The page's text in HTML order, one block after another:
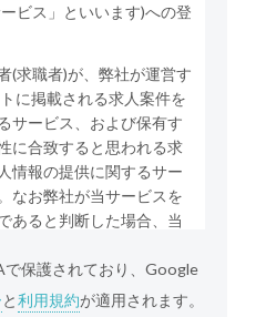
ビス」といいます)への登
(求職者)が、弊社が運営す
に掲載される求人案件を
サービス、および保有す
に合致すると思われる求
情報の提供に関するサー
なお弊社が当サービスを
あると判断した場合、当
を認識し、個人情報の適
弊社の事業活動の基本で
保護されており、Google
と利用規約が適用されます。